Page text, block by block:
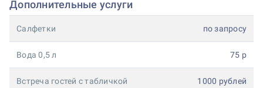
Дополнительные услуги
Салфетки по запросу
Вода 0,5 л 75 р
Встреча гостей с табличкой 1000 рублей